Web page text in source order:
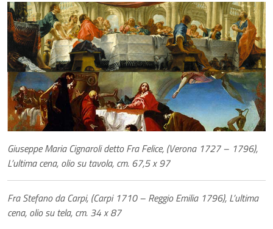
Giuseppe Maria Cignaroli detto Fra Felice, (Verona 1727 – 1796),
L’ultima cena, olio su tavola, cm. 67,5 x 97
Fra Stefano da Carpi, (Carpi 1710 – Reggio Emilia 1796), L’ultima
cena, olio su tela, cm. 34 x 87